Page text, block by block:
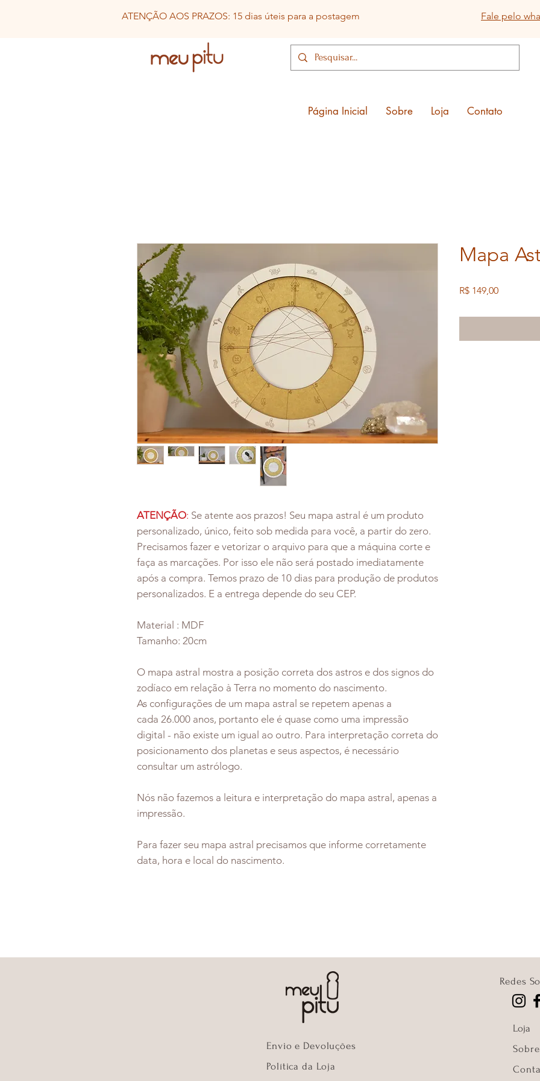
ATENÇÃO AOS PRAZOS: 15 dias úteis para a postagem Fale pelo
Página Inicial Sobre Loja Contato
ATENÇÃO: Se atente aos prazos! Seu mapa astral é um produto
personalizado, único, feito sob medida para você, a partir do zero.
Precisamos fazer e vetorizar o arquivo para que a máquina corte e
faça as marcações. Por isso ele não será postado imediatamente
após a compra. Temos prazo de 10 dias para produção de produtos
personalizados. E a entrega depende do seu CEP.
Material : MDF
Tamanho: 20cm
O mapa astral mostra a posição correta dos astros e dos signos do
zodíaco em relação à Terra no momento do nascimento.
As configurações de um mapa astral se repetem apenas a
cada 26.000 anos, portanto ele é quase como uma impressão
digital - não existe um igual ao outro. Para interpretação correta do
posicionamento dos planetas e seus aspectos, é necessário
consultar um astrólogo.
Nós não fazemos a leitura e interpretação do mapa astral, apenas a
impressão.
Para fazer seu mapa astral precisamos que informe corretamente
data, hora e local do nascimento.
Mapa
R$ 149,00Preço
Envio e Devoluções
Política da Loja
Redes
Loja